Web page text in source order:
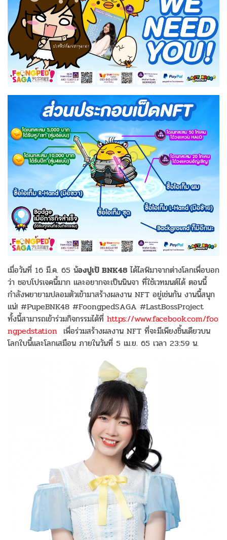
เมื่อวันที่ 16 มี.ค. 65 น้องปูเป้ BNK48 ได้ไลฟ์มาจากต่างโลกเพื่อบอก
ว่า ชอบโปรเจคนี้มาก และอยากจะเป็นนินจา ที่ใช้เวทมนต์ได้ ตอนนี้
กำลังพยายามปลอมตัวเข้ามาสร้างผลงาน NFT อยู่เช่นกัน งานนี้สนุก
แน่! #PupeBNK48 #FoongpedSAGA #LastBossProject
ทั้งนี้สามารถเข้าร่วมกิจกรรมได้ที่ https://www.facebook.com/foo
ngpedstation เพื่อร่วมสร้างผลงาน NFT ที่จะมีเพียงชิ้นเดียวบน
โลกใบนี้และโลกเสมือน ภายในวันที่ 5 เม.ย. 65 เวลา 23:59 น.